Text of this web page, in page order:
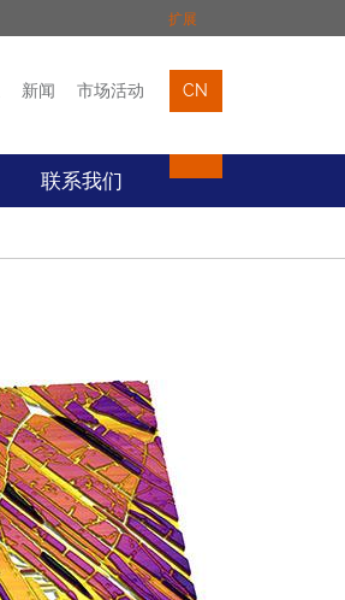
扩展
联络我们
新闻 市场活动 CN
联系我们